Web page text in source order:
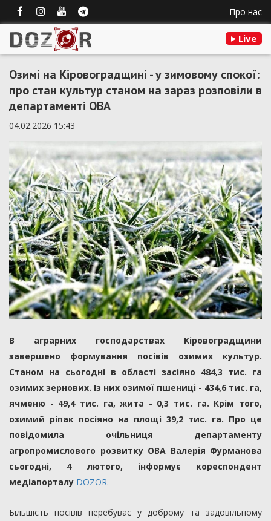
Про нас
Live
Озимі на Кіровоградщині - у зимовому спокої:
про стан культур станом на зараз розповіли в
департаменті ОВА
04.02.2026 15:43
В аграрних господарствах Кіровоградщини
завершено формування посівів озимих культур.
Станом на сьогодні в області засіяно 484,3 тис. га
озимих зернових. Із них озимої пшениці - 434,6 тис. га,
ячменю - 49,4 тис. га, жита - 0,3 тис. га. Крім того,
озимий ріпак посіяно на площі 39,2 тис. га. Про це
повідомила очільниця департаменту
агропромислового розвитку ОВА Валерія Фурманова
сьогодні, 4 лютого, інформує кореспондент
медіапорталу DOZOR.
Більшість посівів перебуває у доброму та задовільному